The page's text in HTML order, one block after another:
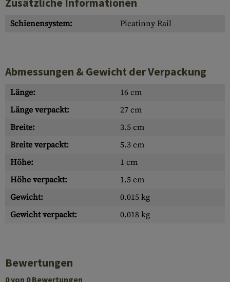
Zusätzliche Informationen
Schienensystem: Picatinny Rail
Abmessungen & Gewicht der Verpackung
Länge:
16 cm
Länge verpackt:
27 cm
Breite:
3.5 cm
Breite verpackt:
5.3 cm
Höhe:
1 cm
Höhe verpackt:
1.5 cm
Gewicht:
0.015 kg
Gewicht verpackt:
0.018 kg
Bewertungen
0 von 0 Bewertungen